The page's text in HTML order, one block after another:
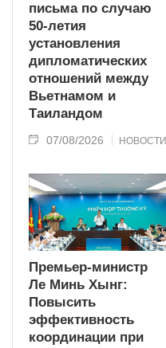
письма по случаю
50-летия
установления
дипломатических
отношений между
Вьетнамом и
Таиландом
07/08/2026 НОВОСТИ
Премьер-министр
Ле Минь Хынг:
Повысить
эффективность
координации при